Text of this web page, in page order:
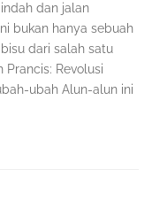
dan jalan
bukan hanya sebuah
dari salah satu
Revolusi
ubah Alun-alun ini